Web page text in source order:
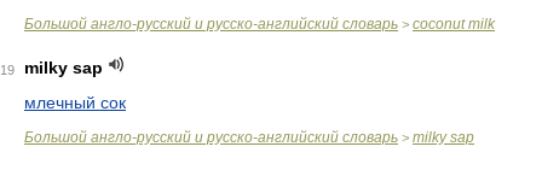
Большой англо-русский и русско-английский словарь > coconut milk
19
milky sap
млечный сок
Большой англо-русский и русско-английский словарь > milky sap